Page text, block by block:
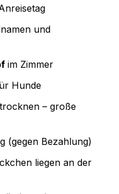
und
im Zimmer
Hunde
– große
(gegen Bezahlung)
liegen an der